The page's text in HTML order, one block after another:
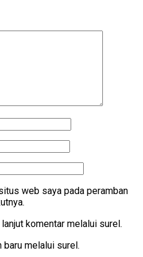
web saya pada peramban
komentar melalui surel.
baru melalui surel.